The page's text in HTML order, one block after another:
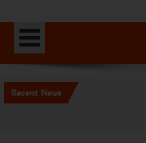
Recent News